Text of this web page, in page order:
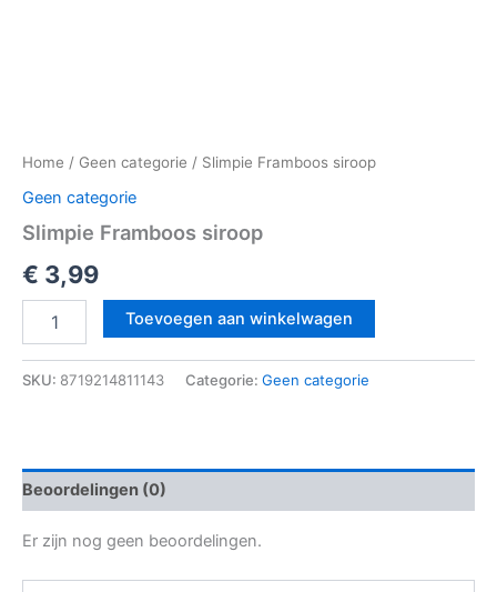
Home / Geen categorie / Slimpie Framboos siroop
Geen categorie
Slimpie Framboos siroop
€ 3,99
Toevoegen aan winkelwagen
SKU: 8719214811143 Categorie: Geen categorie
Beoordelingen (0)
Er zijn nog geen beoordelingen.